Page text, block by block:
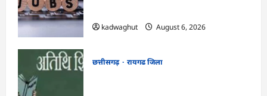
kadwaghut
August 6, 2026
छत्तीसगढ़
रायगढ जिला